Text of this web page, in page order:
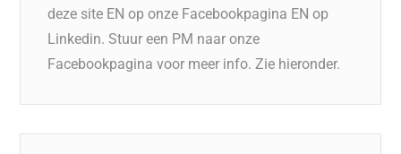
deze site EN op onze Facebookpagina EN op
Linkedin. Stuur een PM naar onze
Facebookpagina voor meer info. Zie hieronder.